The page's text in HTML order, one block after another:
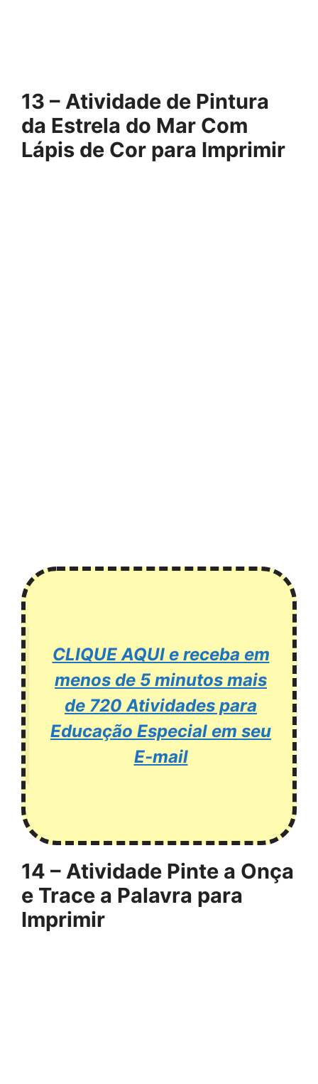
13 – Atividade de Pintura
da Estrela do Mar Com
Lápis de Cor para Imprimir
CLIQUE AQUI e receba em
menos de 5 minutos mais
de 720 Atividades para
Educação Especial em seu
E-mail
14 – Atividade Pinte a Onça
e Trace a Palavra para
Imprimir